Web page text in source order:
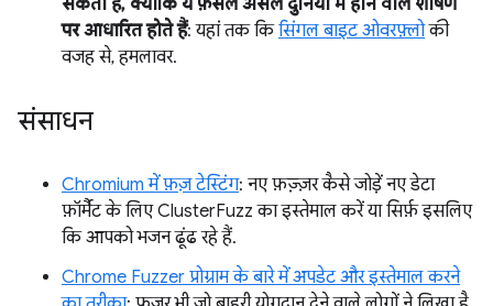
पर आधारित होते हैं: यहां तक किसिंगल बाइट ओवरफ़्लोकी
वजह से, हमलावर.
संसाधन
Chromium में फ़ज़ टेस्टिंग: नए फ़ज़्ज़र कैसे जोड़ें नए डेटा
फ़ॉर्मैट के लिए ClusterFuzz का इस्तेमाल करें या सिर्फ़ इसलिए
कि आपको भजन ढूंढ रहे हैं.
Chrome Fuzzer प्रोग्राम के बारे में अपडेट और इस्तेमाल करने